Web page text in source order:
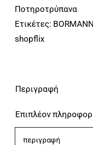
BORMANN
Ποτηροτρύπανα
Ετικέτες:
shopflix
Περιγραφή
Επιπλέον
περιγραφή